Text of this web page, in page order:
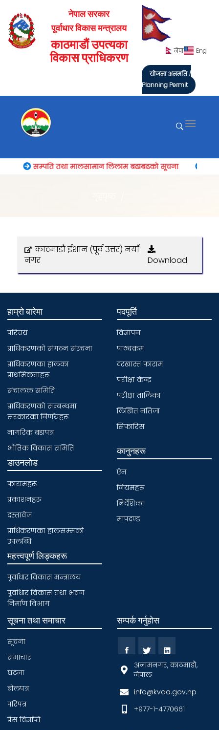
नेपाल सरकार
पूर्वाधार विकास मन्त्रालय
काठमाडौं उपत्यका
विकास प्राधिकरण
नेपा Eng
योजना अनुमति /
Planning Permit
सम्पति तथा मालसामान लिलाम बढाबढको सूचना
काठमाडौं ईशान (पूर्व उत्तर) नयाँ
नगर
Download
हाम्रो बारेमा
परिचय
प्राधिकरणकाे संगठन संरचना
प्राधिकरणका हालका
प्राथमिकताहरू
संचालक समिति
प्राधिकरणकाे सम्बन्धमा
सरकारका निर्णयहरू
नागरिक बडापत्र
भाैतिक विकास समिति
डाउनलोड
फारामहरू
प्रकाशनहरू
दस्तावेज
प्राधिकरणका हालसम्मकाे
उपलब्धि
महत्त्वपूर्ण लिङ्कहरू
पूर्वाधार विकास मन्त्रालय
पूर्वाधार विकास तथा भवन
निर्माण विभाग
पदपूर्ति
विज्ञापन
पाठ्यक्रम
दरखास्त फाराम
परीक्षा केन्द्र
परीक्षा तालिका
लिखित नतिजा
सिफारिस
कानुनहरू
ऐन
नियमहरू
निर्देशिका
मापदण्ड
सूचना तथा समाचार
सूचना
समाचार
घटना
बाेलपत्र
परिपत्र
प्रेस विज्ञप्ति
सम्पर्क गर्नुहोस
अनामनगर, काठमाडौं,
नेपाल
info@kvda.gov.np
+९७७-१-४७७०६६१